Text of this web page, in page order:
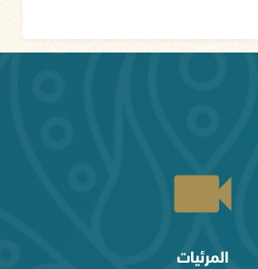
المرئيات